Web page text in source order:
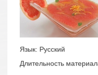
Язык: Русский
Длительность